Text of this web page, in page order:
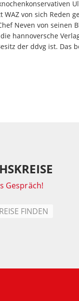
von sich Reden
Neven von seinen
hannoversche
der ddvg ist. Das
Gespräch!
FINDEN